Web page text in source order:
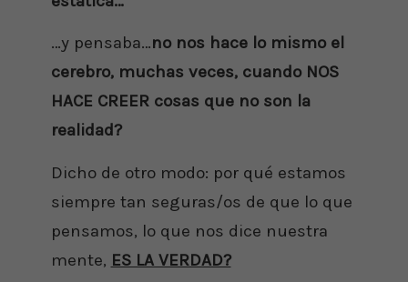
…y pensaba…no nos hace lo mismo el
cerebro, muchas veces, cuando NOS
HACE CREER cosas que no son la
realidad?
Dicho de otro modo: por qué estamos
siempre tan seguras/os de que lo que
pensamos, lo que nos dice nuestra
mente, ES LA VERDAD?